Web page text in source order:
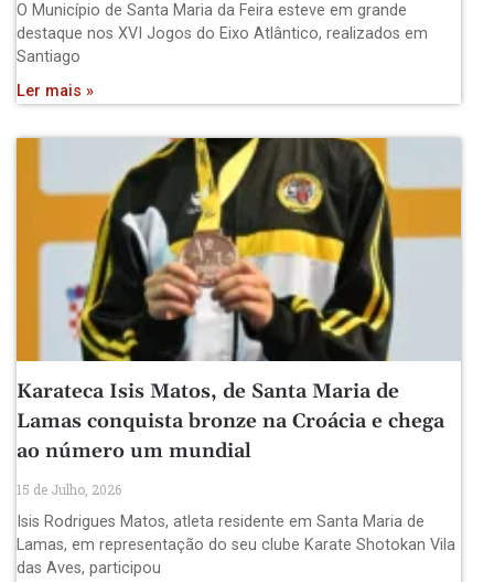
O Município de Santa Maria da Feira esteve em grande
destaque nos XVI Jogos do Eixo Atlântico, realizados em
Santiago
Ler mais »
Karateca Isis Matos, de Santa Maria de
Lamas conquista bronze na Croácia e chega
ao número um mundial
15 de Julho, 2026
Isis Rodrigues Matos, atleta residente em Santa Maria de
Lamas, em representação do seu clube Karate Shotokan Vila
das Aves, participou